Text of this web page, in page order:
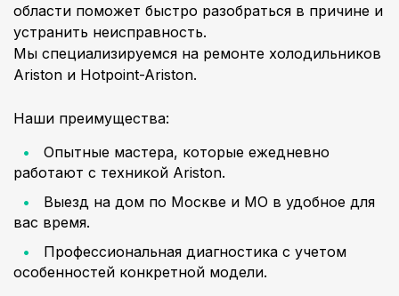
области поможет быстро разобраться в причине и
устранить неисправность.
Мы специализируемся на ремонте холодильников
Ariston и Hotpoint-Ariston.
Наши преимущества:
Опытные мастера, которые ежедневно
работают с техникой Ariston.
Выезд на дом по Москве и МО в удобное для
вас время.
Профессиональная диагностика с учетом
особенностей конкретной модели.